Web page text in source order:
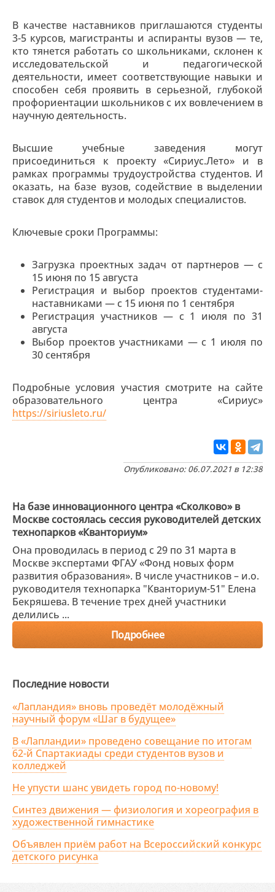
В качестве наставников приглашаются студенты
3-5 курсов, магистранты и аспиранты вузов — те,
кто тянется работать со школьниками, склонен к
исследовательской и педагогической
деятельности, имеет соответствующие навыки и
способен себя проявить в серьезной, глубокой
профориентации школьников с их вовлечением в
научную деятельность.
Высшие учебные заведения могут
присоединиться к проекту «Сириус.Лето» и в
рамках программы трудоустройства студентов. И
оказать, на базе вузов, содействие в выделении
ставок для студентов и молодых специалистов.
Ключевые сроки Программы:
Загрузка проектных задач от партнеров — с
15 июня по 15 августа
Регистрация и выбор проектов студентами-
наставниками — с 15 июня по 1 сентября
Регистрация участников — с 1 июля по 31
августа
Выбор проектов участниками — с 1 июля по
30 сентября
Подробные условия участия смотрите на сайте
образовательного центра «Сириус»
https://siriusleto.ru/
Опубликовано: 06.07.2021 в 12:38
На базе инновационного центра «Сколково» в
Москве состоялась сессия руководителей детских
технопарков «Кванториум»
Она проводилась в период с 29 по 31 марта в
Москве экспертами ФГАУ «Фонд новых форм
развития образования». В числе участников – и.о.
руководителя технопарка "Кванториум-51" Елена
Бекряшева. В течение трех дней участники
делились ...
Подробнее
Последние новости
«Лапландия» вновь проведёт молодёжный
научный форум «Шаг в будущее»
В «Лапландии» проведено совещание по итогам
62-й Спартакиады среди студентов вузов и
колледжей
Не упусти шанс увидеть город по-новому!
Синтез движения — физиология и хореография в
художественной гимнастике
Объявлен приём работ на Всероссийский конкурс
детского рисунка